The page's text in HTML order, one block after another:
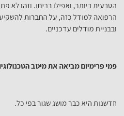
הטבעית ביותר, ואפילו בביתו. וזהו לא
הרפואה למודל כזה, על החברות להשקיע
ובבניית מודלים עדכניים.
פמי פרימיום מביאה את מיטב
חדשנות היא כבר מושג שגור בפי כל.